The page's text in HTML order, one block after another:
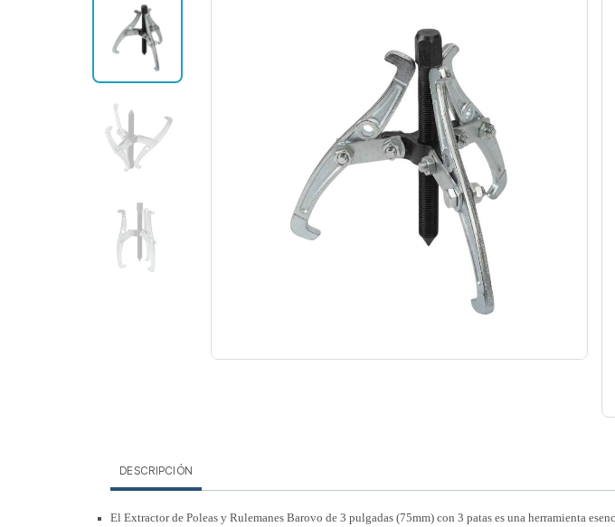
DESCRIPCIÓN
El Extractor de Poleas y Rulemanes Barovo de 3 pulgadas (75mm) con 3 patas es una herramienta